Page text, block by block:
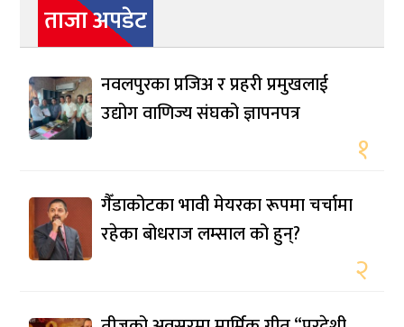
ताजा अपडेट
नवलपुरका प्रजिअ र प्रहरी प्रमुखलाई
उद्योग वाणिज्य संघको ज्ञापनपत्र
१
गैँडाकोटका भावी मेयरका रूपमा चर्चामा
रहेका बोधराज लम्साल को हुन्?
२